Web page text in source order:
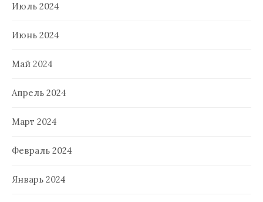
Июль 2024
Июнь 2024
Май 2024
Апрель 2024
Март 2024
Февраль 2024
Январь 2024